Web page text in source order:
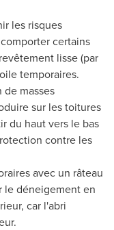
les risques
certains
lisse (par
temporaires.
masses
sur les toitures
du haut vers le bas
contre les
avec un râteau
le déneigement en
car l'abri